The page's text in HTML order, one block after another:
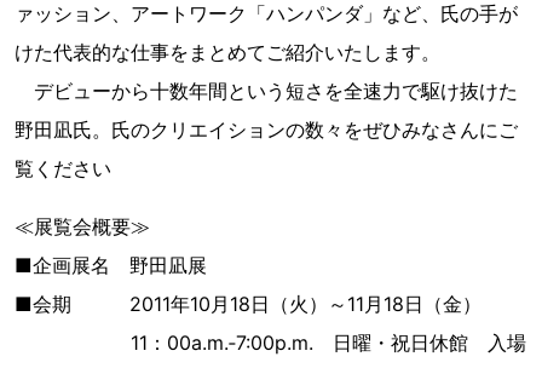
ァッション、アートワーク「ハンパンダ」など、氏の手が
けた代表的な仕事をまとめてご紹介いたします。
デビューから十数年間という短さを全速力で駆け抜けた
野田凪氏。氏のクリエイションの数々をぜひみなさんにご
覧ください
≪展覧会概要≫
■企画展名 野田凪展
■会期 2011年10月18日（火）～11月18日（金）
11：00a.m.‐7:00p.m. 日曜・祝日休館 入場